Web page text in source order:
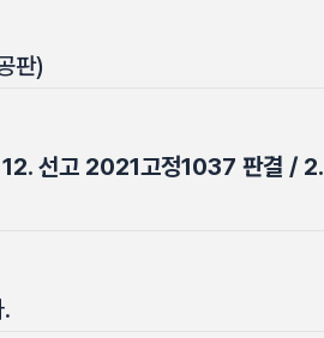
판)
선고 2021고정1037 판결 /